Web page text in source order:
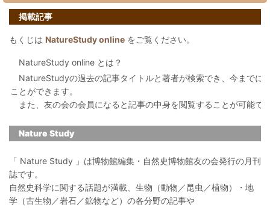
掲載記事
もくじは NatureStudy online をご覧ください。
NatureStudy online とは？
NatureStudyの過去の記事タイトルと著者が検索でき、今までに
ことができます。
また、友の会の会員になると記事の中身を閲覧することが可能で
Nature Study
「 Nature Study 」は博物館編集・自然史博物館友の会発行の月刊
誌です。
自然史科学に関する話題が満載、生物（動物／昆虫／植物）・地
学（古生物／岩石／鉱物など）の各分野の記事や